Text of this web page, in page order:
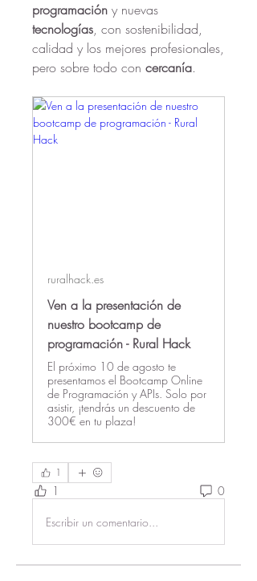
programación
tecnologías, con sostenibilidad,
calidad y los mejores profesionales,
pero sobre todo con cercanía.
ruralhack.es
Ven a la presentación de
nuestro bootcamp de
programación - Rural Hack
El próximo 10 de agosto te
presentamos el Bootcamp Online
de Programación y APIs. Solo por
asistir, ¡tendrás un descuento de
300€ en tu plaza!
1
1 0
Escribir un comentario...